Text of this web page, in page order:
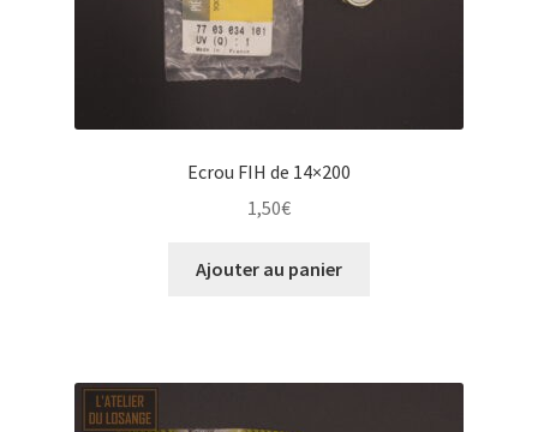
Ecrou FIH de 14×200
1,50€
Ajouter au panier